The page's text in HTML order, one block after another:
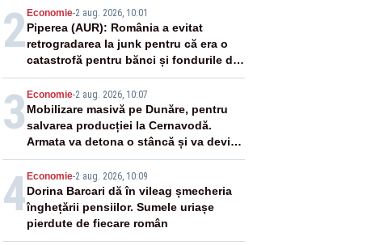
2 Economie-2 aug. 2026, 10:01
Piperea (AUR): România a evitat
retrogradarea la junk pentru că era o
catastrofă pentru bănci și fondurile de
pensii
3 Economie-2 aug. 2026, 10:07
Mobilizare masivă pe Dunăre, pentru
salvarea producției la Cernavodă.
Armata va detona o stâncă și va devia
apa fluviului - IMAGINI AERIENE
4 Economie-2 aug. 2026, 10:09
Dorina Barcari dă în vileag șmecheria
înghețării pensiilor. Sumele uriașe
pierdute de fiecare român